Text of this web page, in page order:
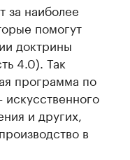
за наиболее
помогут
доктрины
4.0). Так
программа по
искусственного
и других,
в